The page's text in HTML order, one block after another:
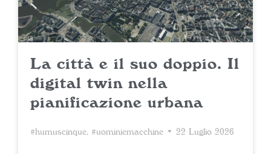
La città e il suo doppio. Il
digital twin nella
pianificazione urbana
#humuscinque, #uominiemacchine • 22 Luglio 2026